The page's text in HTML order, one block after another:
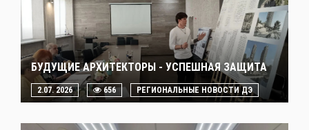
БУДУЩИЕ АРХИТЕКТОРЫ - УСПЕШНАЯ ЗАЩИТА
2.07. 2026 656 РЕГИОНАЛЬНЫЕ НОВОСТИ ДЭ